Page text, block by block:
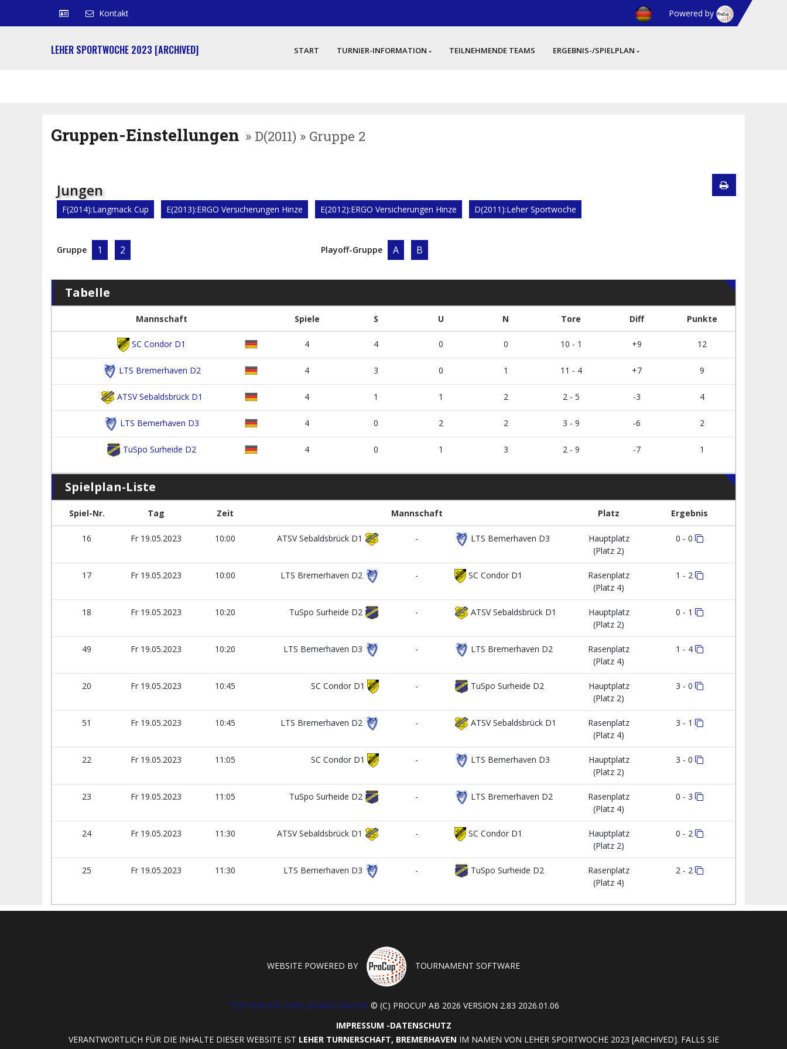
Kontakt Powered by
LEHER SPORTWOCHE 2023 [ARCHIVED] START TURNIER-INFORMATION TEILNEHMENDE TEAMS ERGEBNIS-/SPIELPLAN
Gruppen-Einstellungen » D(2011) » Gruppe 2
Jungen
F(2014):Langmack Cup E(2013):ERGO Versicherungen Hinze E(2012):ERGO Versicherungen Hinze D(2011):Leher Sportwoche
Gruppe 1 2 Playoff-Gruppe A B
Tabelle
Mannschaft Spiele S U N Tore Diff Punkte
SC Condor D1 4 4 0 0 10 - 1 +9 12
LTS Bremerhaven D2 4 3 0 1 11 - 4 +7 9
ATSV Sebaldsbrück D1 4 1 1 2 2 - 5 -3 4
LTS Bemerhaven D3 4 0 2 2 3 - 9 -6 2
TuSpo Surheide D2 4 0 1 3 2 - 9 -7 1
Spielplan-Liste
Spiel-Nr. Tag Zeit Mannschaft Platz Ergebnis
16 Fr 19.05.2023 10:00 ATSV Sebaldsbrück D1 - LTS Bemerhaven D3
Hauptplatz
(Platz 2)
0 - 0
17 Fr 19.05.2023 10:00 LTS Bremerhaven D2 - SC Condor D1
Rasenplatz
(Platz 4)
1 - 2
18 Fr 19.05.2023 10:20 TuSpo Surheide D2 - ATSV Sebaldsbrück D1
Hauptplatz
(Platz 2)
0 - 1
49 Fr 19.05.2023 10:20 LTS Bemerhaven D3 - LTS Bremerhaven D2
Rasenplatz
(Platz 4)
1 - 4
20 Fr 19.05.2023 10:45 SC Condor D1 - TuSpo Surheide D2
Hauptplatz
(Platz 2)
3 - 0
51 Fr 19.05.2023 10:45 LTS Bremerhaven D2 - ATSV Sebaldsbrück D1
Rasenplatz
(Platz 4)
3 - 1
22 Fr 19.05.2023 11:05 SC Condor D1 - LTS Bemerhaven D3
Hauptplatz
(Platz 2)
3 - 0
23 Fr 19.05.2023 11:05 TuSpo Surheide D2 - LTS Bremerhaven D2
Rasenplatz
(Platz 4)
0 - 3
24 Fr 19.05.2023 11:30 ATSV Sebaldsbrück D1 - SC Condor D1
Hauptplatz
(Platz 2)
0 - 2
25 Fr 19.05.2023 11:30 LTS Bemerhaven D3 - TuSpo Surheide D2
Rasenplatz
(Platz 4)
2 - 2
WEBSITE POWERED BY TOURNAMENT SOFTWARE
TESTVERSION HIER DOWNLOADEN! © (C) PROCUP AB 2026 VERSION 2.83 2026.01.06
IMPRESSUM -DATENSCHUTZ
VERANTWORTLICH FÜR DIE INHALTE DIESER WEBSITE IST LEHER TURNERSCHAFT, BREMERHAVEN IM NAMEN VON LEHER SPORTWOCHE 2023 [ARCHIVED]. FALLS SIE